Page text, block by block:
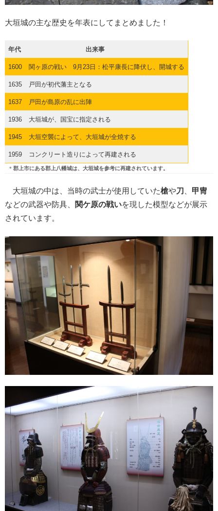
大垣城の主な歴史を年表にしてまとめました！
年代 出来事
1600 関ヶ原の戦い 9月23日：松平康長に降伏し、開城する
1635 戸田が初代藩主となる
1637 戸田が島原の乱に出陣
1936 大垣城が、国宝に指定される
1945 大垣空襲によって、大垣城が全焼する
1959 コンクリート造りによって再建される
＊ 郡上市にある郡上八幡城は、大垣城を参考に再建されています。
大垣城の中は、当時の武士が使用していた槍や刀 、 甲冑
などの武器や防具、
関ケ原の戦いを現した模型などが展示
されています。